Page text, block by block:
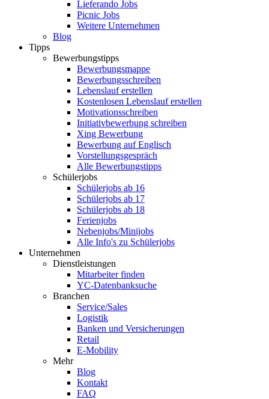
Lieferando Jobs
Picnic Jobs
Weitere Unternehmen
Blog
Tipps
Bewerbungstipps
Bewerbungsmappe
Bewerbungsschreiben
Lebenslauf erstellen
Kostenlosen Lebenslauf erstellen
Motivationsschreiben
Initiativbewerbung schreiben
Xing Bewerbung
Bewerbung auf Englisch
Vorstellungsgespräch
Alle Bewerbungstipps
Schülerjobs
Schülerjobs ab 16
Schülerjobs ab 17
Schülerjobs ab 18
Ferienjobs
Nebenjobs/Minijobs
Alle Info's zu Schülerjobs
Unternehmen
Dienstleistungen
Mitarbeiter finden
YC-Datenbanksuche
Branchen
Service/Sales
Logistik
Banken und Versicherungen
Retail
E-Mobility
Mehr
Blog
Kontakt
FAQ